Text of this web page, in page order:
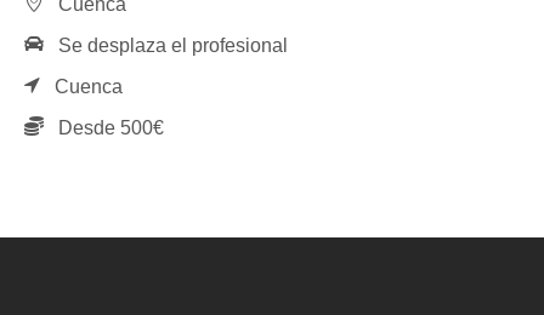
Se desplaza el profesional
Cuenca
Desde 500€